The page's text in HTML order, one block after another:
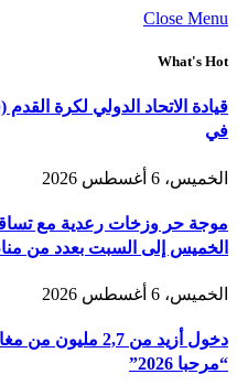
Close Menu
What's Hot
قيادة الاتحاد الدولي لكرة القدم
في
الخميس، 6 أغسطس 2026
موجة حر وزخات رعدية مع
الخميس إلى السبت بعدد من
الخميس، 6 أغسطس 2026
دخول أزيد من 2,7
“مرحبا 2026”